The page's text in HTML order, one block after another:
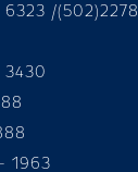
/(502)2278
3430
1963